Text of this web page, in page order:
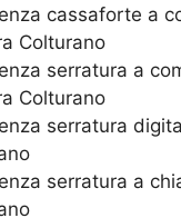
cassaforte a
Colturano
serratura​ ​a
Colturano
serratura
serratura ​a